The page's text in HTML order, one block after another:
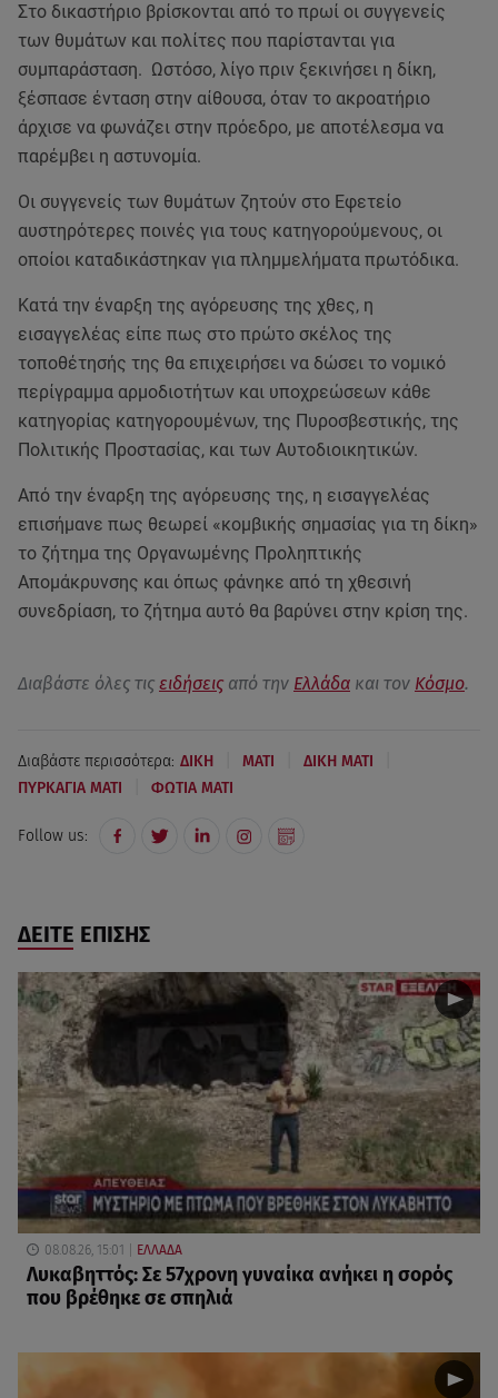
Στο δικαστήριο βρίσκονται από το πρωί οι συγγενείς
των θυμάτων και πολίτες που παρίστανται για
συμπαράσταση. Ωστόσο, λίγο πριν ξεκινήσει η δίκη,
ξέσπασε ένταση στην αίθουσα, όταν το ακροατήριο
άρχισε να φωνάζει στην πρόεδρο, με αποτέλεσμα να
παρέμβει η αστυνομία.
Οι συγγενείς των θυμάτων ζητούν στο Εφετείο
αυστηρότερες ποινές για τους κατηγορούμενους, οι
οποίοι καταδικάστηκαν για πλημμελήματα πρωτόδικα.
Κατά την έναρξη της αγόρευσης της χθες, η
εισαγγελέας είπε πως στο πρώτο σκέλος της
τοποθέτησής της θα επιχειρήσει να δώσει το νομικό
περίγραμμα αρμοδιοτήτων και υποχρεώσεων κάθε
κατηγορίας κατηγορουμένων, της Πυροσβεστικής, της
Πολιτικής Προστασίας, και των Αυτοδιοικητικών.
Από την έναρξη της αγόρευσης της, η εισαγγελέας
επισήμανε πως θεωρεί «κομβικής σημασίας για τη δίκη»
το ζήτημα της Οργανωμένης Προληπτικής
Απομάκρυνσης και όπως φάνηκε από τη χθεσινή
συνεδρίαση, το ζήτημα αυτό θα βαρύνει στην κρίση της.
Διαβάστε όλες τις ειδήσεις από την Ελλάδα και τον Κόσμο.
Διαβάστε περισσότερα: ΔΙΚΗ ΜΑΤΙ ΔΙΚΗ ΜΑΤΙ
ΠΥΡΚΑΓΙΑ ΜΑΤΙ ΦΩΤΙΑ ΜΑΤΙ
Follow us:
ΔΕΙΤΕ ΕΠΙΣΗΣ
08.08.26, 15:01 ΕΛΛΑΔΑ
Λυκαβηττός: Σε 57χρονη γυναίκα ανήκει η σορός
που βρέθηκε σε σπηλιά